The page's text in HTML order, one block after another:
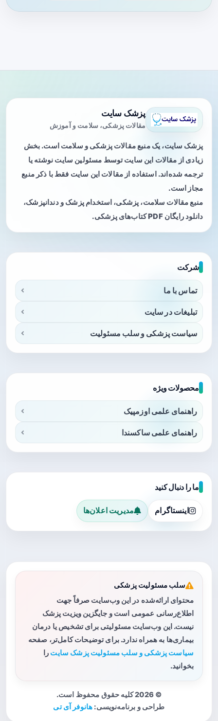
پزشک سایت
مقالات پزشکی، سلامت و آموزش
پزشک سایت، یک منبع مقالات پزشکی و سلامت است. بخش
زیادی از مقالات این سایت توسط مسئولین سایت نوشته یا
ترجمه شده‌اند. استفاده از مقالات این سایت فقط با ذکر منبع
مجاز است.
منبع مقالات سلامت، پزشکی، استخدام پزشک و دندانپزشک،
دانلود رایگان PDF کتاب‌های پزشکی.
شرکت
تماس با ما
تبلیغات در سایت
سیاست پزشکی و سلب مسئولیت
محصولات ویژه
راهنمای علمی اوزمپیک
راهنمای علمی ساکسندا
ما را دنبال کنید
اینستاگرام مدیریت اعلان‌ها
سلب مسئولیت پزشکی
محتوای ارائه‌شده در این وب‌سایت صرفاً جهت
اطلاع‌رسانی عمومی است و جایگزین ویزیت پزشک
نیست. این وب‌سایت مسئولیتی برای تشخیص یا درمان
بیماری‌ها به همراه ندارد. برای توضیحات کامل‌تر، صفحه
سیاست پزشکی و سلب مسئولیت پزشک سایت را
بخوانید.
© 2026 کلیه حقوق محفوظ است.
طراحی و برنامه‌نویسی: هانوفر آی تی